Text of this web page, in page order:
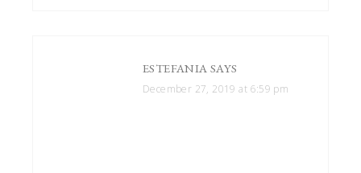
ESTEFANIA SAYS
December 27, 2019 at 6:59 pm